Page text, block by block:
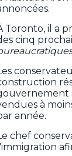
Toronto, il a
cinq
à
année.
chef
l'immigration